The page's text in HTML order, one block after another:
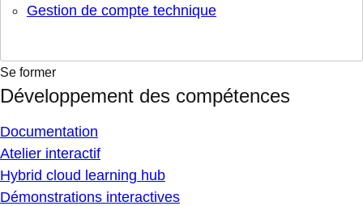
Gestion de compte technique
Se former
Développement des compétences
Documentation
Atelier interactif
Hybrid cloud learning hub
Démonstrations interactives